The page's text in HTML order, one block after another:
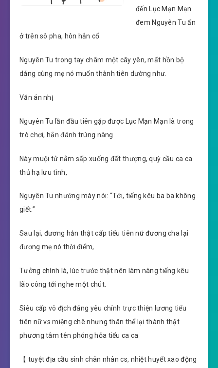
đến Lục Mạn Mạn
đem Nguyên Tu ấn
ở trên sô pha, hôn hắn cổ
Nguyên Tu trong tay châm một cây yên, mất hồn bộ
dáng cùng mẹ nó muốn thành tiên dường như.
Văn án nhị
Nguyên Tu lần đầu tiên gặp được Lục Mạn Mạn là trong
trò chơi, hắn đánh trúng nàng.
Này muội tử nằm sấp xuống đất thượng, quỳ cầu ca ca
thủ hạ lưu tình,
Nguyên Tu nhướng mày nói: “Tới, tiếng kêu ba ba không
giết.”
Sau lại, đương hắn thật cấp tiểu tiên nữ đương cha lại
đương mẹ nó thời điểm,
Tưởng chính là, lúc trước thật nên làm nàng tiếng kêu
lão công tới nghe một chút.
Siêu cấp vô địch đáng yêu chính trực thiện lương tiểu
tiên nữ vs miệng chê nhưng thân thể lại thành thật
phương tâm tên phóng hỏa tiểu ca ca
【 tuyệt địa cầu sinh chân nhân cs, nhiệt huyết xao động